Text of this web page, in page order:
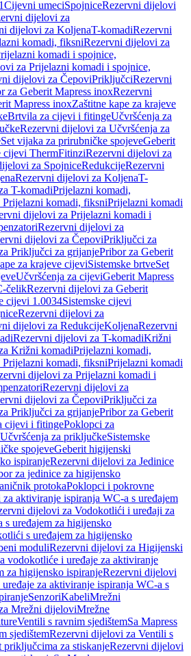
Cijevni umeciSpojniceRezervni dijelovi
dijelovi za
dijelovi za KoljenaT-komadiRezervni
komadi, fiksniRezervni dijelovi za
komadi i spojnice,
za Prijelazni komadi i spojnice,
dijelovi za ČepoviPriključciRezervni
za Geberit Mapress inoxRezervni
Mapress inoxZaštitne kape za krajeve
Brtvila za cijevi i fitingeUčvršćenja za
Rezervni dijelovi za Učvršćenja za
Set vijaka za prirubničke spojeveGeberit
cijevi ThermFitinziRezervni dijelovi za
za SpojniceRedukcijeRezervni
Rezervni dijelovi za KoljenaT-
T-komadiPrijelazni komadi,
komadi, fiksniPrijelazni komadi
dijelovi za Prijelazni komadi i
Rezervni dijelovi za
dijelovi za ČepoviPriključci za
Priključci za grijanjePribor za Geberit
za krajeve cijeviSistemske brtveSet
Učvršćenja za cijeviGeberit Mapress
čelikRezervni dijelovi za Geberit
cijevi 1.0034Sistemske cijevi
Rezervni dijelovi za
dijelovi za RedukcijeKoljenaRezervni
Rezervni dijelovi za T-komadiKrižni
Križni komadiPrijelazni komadi,
komadi, fiksniPrijelazni komadi
dijelovi za Prijelazni komadi i
Rezervni dijelovi za
dijelovi za ČepoviPriključci za
Priključci za grijanjePribor za Geberit
cijevi i fitingePoklopci za
Učvršćenja za priključkeSistemske
spojeveGeberit higijenski
ispiranjeRezervni dijelovi za Jedinice
za jedinice za higijensko
protokaPoklopci i pokrovne
aktiviranje ispiranja WC-a s uređajem
dijelovi za Vodokotlići i uređaji za
uređajem za higijensko
s uređajem za higijensko
moduliRezervni dijelovi za Higijenski
vodokotliće i uređaje za aktiviranje
za higijensko ispiranjeRezervni dijelovi
za aktiviranje ispiranja WC-a s
SenzoriKabeliMrežni
Mrežni dijeloviMrežne
Ventili s ravnim sjedištemSa Mapress
sjedištemRezervni dijelovi za Ventili s
priključcima za stiskanjeRezervni dijelovi